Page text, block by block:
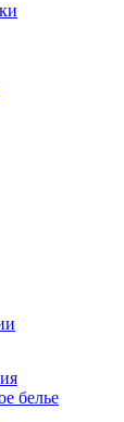
белье